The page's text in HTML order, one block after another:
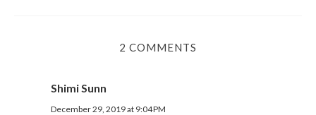
2 COMMENTS
Shimi Sunn
December 29, 2019 at 9:04 PM